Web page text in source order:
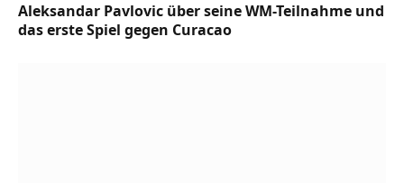
Aleksandar Pavlovic über seine WM-Teilnahme und
das erste Spiel gegen Curacao